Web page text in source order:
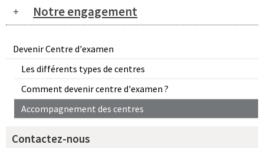
Devenir Centre d'examen
Les différents types de centres
Comment devenir centre d'examen ?
Accompagnement des centres
Contactez-nous
Notre engagement